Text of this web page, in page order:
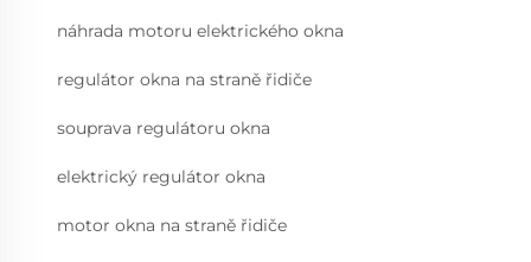
náhrada motoru elektrického okna
regulátor okna na straně řidiče
souprava regulátoru okna
elektrický regulátor okna
motor okna na straně řidiče